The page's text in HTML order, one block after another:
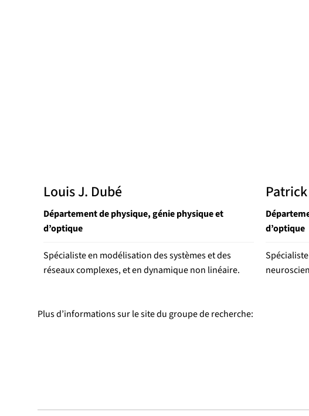
Louis J. Dubé
Département de physique, génie physique et
d’optique
Spécialiste en modélisation des systèmes et des
réseaux complexes, et en dynamique non linéaire.
d’optique
Plus d’informations sur le site du groupe de recherche: